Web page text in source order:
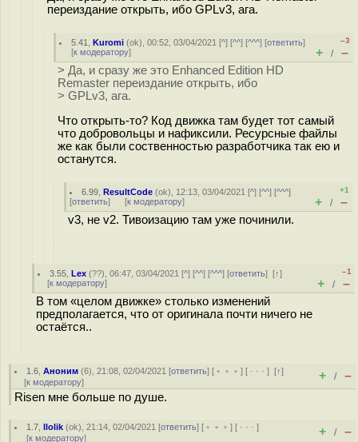
переиздание открыть, ибо GPLv3, ага.
5.41 ,Kuromi (ok), 00:52, 03/04/2021 [^] [^^] [^^^] [ответить]
[к модератору]
–3
+ / –
> Да, и сразу же это Enhanced Edition HD
Remaster переиздание открыть, ибо
> GPLv3, ага.
Что открыть-то? Код движка там будет тот самый
что добровольцы и нафиксили. Ресурсные файлы
же как были соственностью разработчика так ею и
останутся.
6.99 ,ResultCode (ok), 12:13, 03/04/2021 [^] [^^] [^^^]
[ответить] [к модератору]
+1
+ / –
v3, не v2. Тивоизацию там уже починили.
3.55 ,Lex (??), 06:47, 03/04/2021 [^] [^^] [^^^] [ответить][↑]
[к модератору]
–1
+ / –
В том «целом движке» столько изменений
предполагается, что от оригинала почти ничего не
остаётся..
1.6 ,Аноним (6), 21:08, 02/04/2021 [ответить] [ ﹢﹢﹢] [ · · ·][↑]
[к модератору] + / –
Risen мне больше по душе.
1.7 ,llolik (ok), 21:14, 02/04/2021 [ответить] [ ﹢﹢﹢] [ · · ·]
[к модератору] + / –